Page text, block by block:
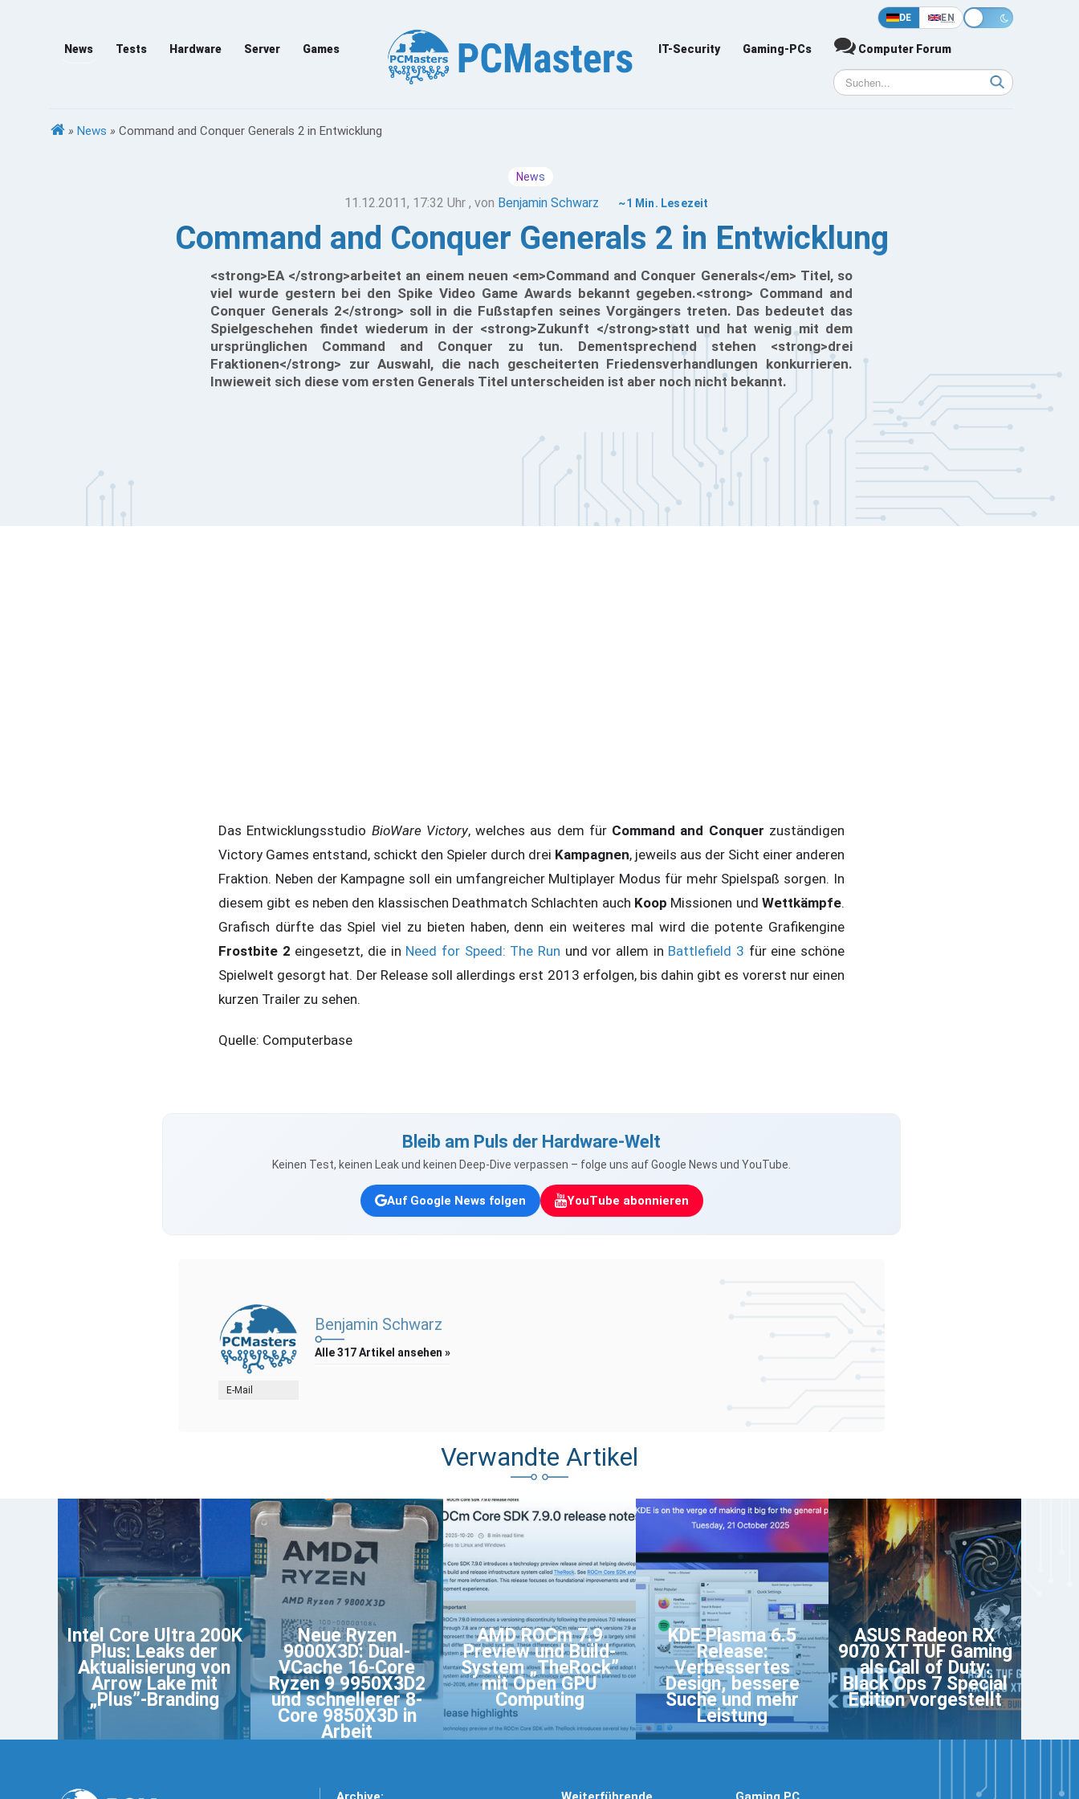
DE EN
News Tests Hardware Server Games IT-Security Gaming-PCs Computer Forum
» News » Command and Conquer Generals 2 in Entwicklung
News
11.12.2011, 17:32 Uhr , von Benjamin Schwarz ~1 Min. Lesezeit
Command and Conquer Generals 2 in Entwicklung
<strong>EA </strong>arbeitet an einem neuen <em>Command and Conquer Generals</em> Titel, so
viel wurde gestern bei den Spike Video Game Awards bekannt gegeben.<strong> Command and
Conquer Generals 2</strong> soll in die Fußstapfen seines Vorgängers treten. Das bedeutet das
Spielgeschehen findet wiederum in der <strong>Zukunft </strong>statt und hat wenig mit dem
ursprünglichen Command and Conquer zu tun. Dementsprechend stehen <strong>drei
Fraktionen</strong> zur Auswahl, die nach gescheiterten Friedensverhandlungen konkurrieren.
Inwieweit sich diese vom ersten Generals Titel unterscheiden ist aber noch nicht bekannt.
Das Entwicklungsstudio BioWare Victory, welches aus dem für Command and Conquer zuständigen
Victory Games entstand, schickt den Spieler durch drei Kampagnen, jeweils aus der Sicht einer anderen
Fraktion. Neben der Kampagne soll ein umfangreicher Multiplayer Modus für mehr Spielspaß sorgen. In
diesem gibt es neben den klassischen Deathmatch Schlachten auch Koop Missionen undWettkämpfe.
Grafisch dürfte das Spiel viel zu bieten haben, denn ein weiteres mal wird die potente Grafikengine
Frostbite 2 eingesetzt, die in Need for Speed: The Run und vor allem in Battlefield 3 für eine schöne
Spielwelt gesorgt hat. Der Release soll allerdings erst 2013 erfolgen, bis dahin gibt es vorerst nur einen
kurzen Trailer zu sehen.
Quelle: Computerbase
Bleib am Puls der Hardware-Welt
Keinen Test, keinen Leak und keinen Deep-Dive verpassen – folge uns auf Google News und YouTube.
Auf Google News folgen YouTube abonnieren
E-Mail
Benjamin Schwarz
Alle 317 Artikel ansehen »
Verwandte Artikel
Intel Core Ultra 200K
Plus: Leaks der
Aktualisierung von
Arrow Lake mit
„Plus”-Branding
Neue Ryzen
9000X3D: Dual-
VCache 16-Core
Ryzen 9 9950X3D2
und schnellerer 8-
Core 9850X3D in
Arbeit
AMD ROCm 7.9
Preview und Build-
System „TheRock”
mit Open GPU
Computing
KDE Plasma 6.5
Release:
Verbessertes
Design, bessere
Suche und mehr
Leistung
ASUS Radeon RX
9070 XT TUF Gaming
als Call of Duty:
Black Ops 7 Special
Edition vorgestellt